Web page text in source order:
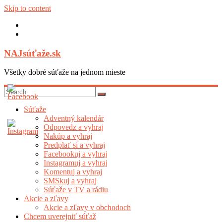
Skip to content
NAJsúťaže.sk
Všetky dobré súťaže na jednom mieste
Súťaže
Adventný kalendár
Odpovedz a vyhraj
Nakúp a vyhraj
Predplať si a vyhraj
Facebookuj a vyhraj
Instagramuj a vyhraj
Komentuj a vyhraj
SMSkuj a vyhraj
Súťaže v TV a rádiu
Akcie a zľavy
Akcie a zľavy v obchodoch
Chcem uverejniť súťaž